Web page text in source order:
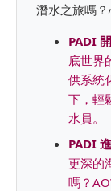
潛水之旅嗎
PADI
底世界
供系統
下，輕
水員。
PADI
更深的
嗎？